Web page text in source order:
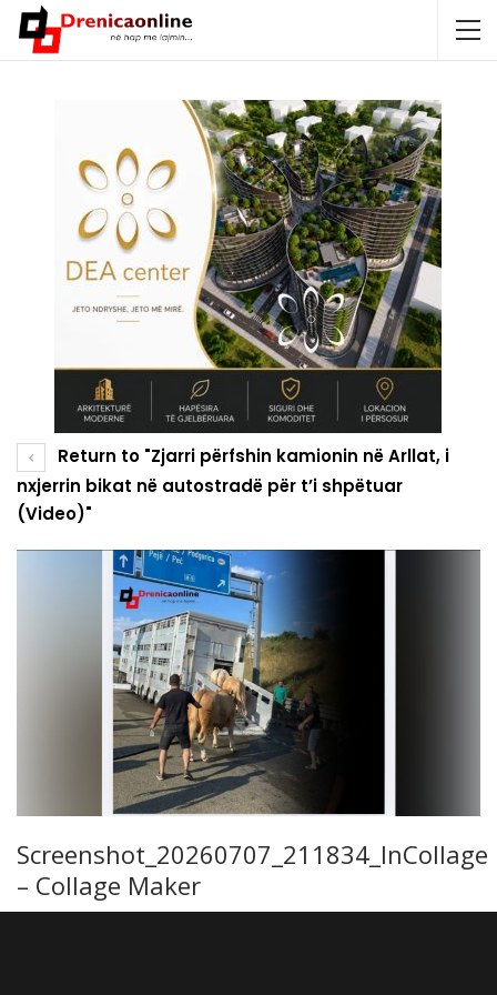
Return to "Zjarri përfshin kamionin në Arllat, i
nxjerrin bikat në autostradë për t’i shpëtuar
(Video)"
Screenshot_20260707_211834_InCollage
– Collage Maker